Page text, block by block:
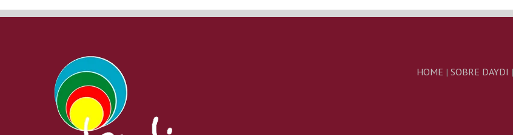
HOME | SOBRE DAYDI |